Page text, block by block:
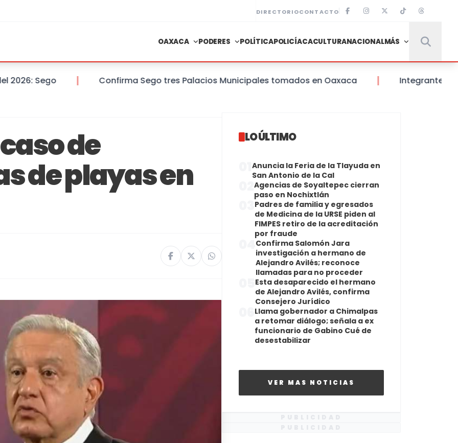
DIRECTORIOCONTACTO
OAXACA PODERES POLÍTICAPOLICÍACACULTURANACIONALMÁS
Sego Confirma Sego tres Palacios Municipales tomados en Oaxaca Integrantes de la
de
de playas en
LO ÚLTIMO
Anuncia la Feria de la Tlayuda en
San Antonio de la Cal
Agencias de Soyaltepec cierran
paso en Nochixtlán
Padres de familia y egresados
de Medicina de la URSE piden al
FIMPES retiro de la acreditación
por fraude
Confirma Salomón Jara
investigación a hermano de
Alejandro Avilés; reconoce
llamadas para no proceder
Esta desaparecido el hermano
de Alejandro Avilés, confirma
Consejero Jurídico
Llama gobernador a Chimalpas
a retomar diálogo; señala a ex
funcionario de Gabino Cué de
desestabilizar
VER MAS NOTICIAS